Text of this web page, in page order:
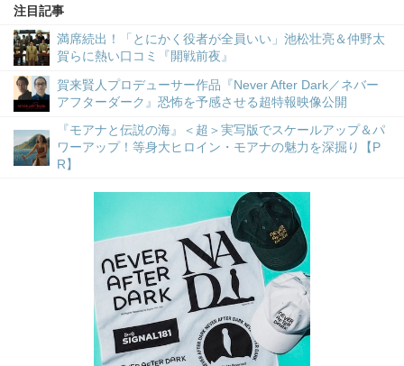
注目記事
満席続出！「とにかく役者が全員いい」池松壮亮＆仲野太
賀らに熱い口コミ『開戦前夜』
賀来賢人プロデューサー作品『Never After Dark／ネバー
アフターダーク』恐怖を予感させる超特報映像公開
『モアナと伝説の海』＜超＞実写版でスケールアップ＆パ
ワーアップ！等身大ヒロイン・モアナの魅力を深掘り【P
R】